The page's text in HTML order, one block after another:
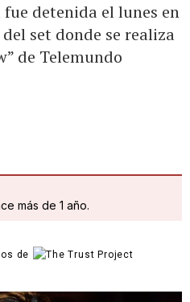
detenida el lunes en
set donde se realiza
de Telemundo
más de 1 año.
de